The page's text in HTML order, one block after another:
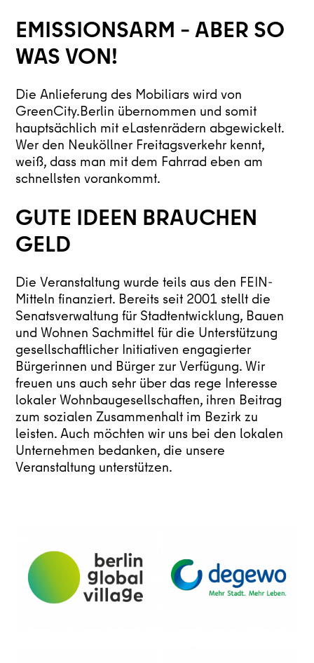
EMISSIONSARM – ABER SO
WAS VON!
Die Anlieferung des Mobiliars wird von
GreenCity.Berlin übernommen und somit
hauptsächlich mit eLastenrädern abgewickelt.
Wer den Neuköllner Freitagsverkehr kennt,
weiß, dass man mit dem Fahrrad eben am
schnellsten vorankommt.
GUTE IDEEN BRAUCHEN
GELD
Die Veranstaltung wurde teils aus den FEIN-
Mitteln finanziert. Bereits seit 2001 stellt die
Senatsverwaltung für Stadtentwicklung, Bauen
und Wohnen Sachmittel für die Unterstützung
gesellschaftlicher Initiativen engagierter
Bürgerinnen und Bürger zur Verfügung. Wir
freuen uns auch sehr über das rege Interesse
lokaler Wohnbaugesellschaften, ihren Beitrag
zum sozialen Zusammenhalt im Bezirk zu
leisten. Auch möchten wir uns bei den lokalen
Unternehmen bedanken, die unsere
Veranstaltung unterstützen.